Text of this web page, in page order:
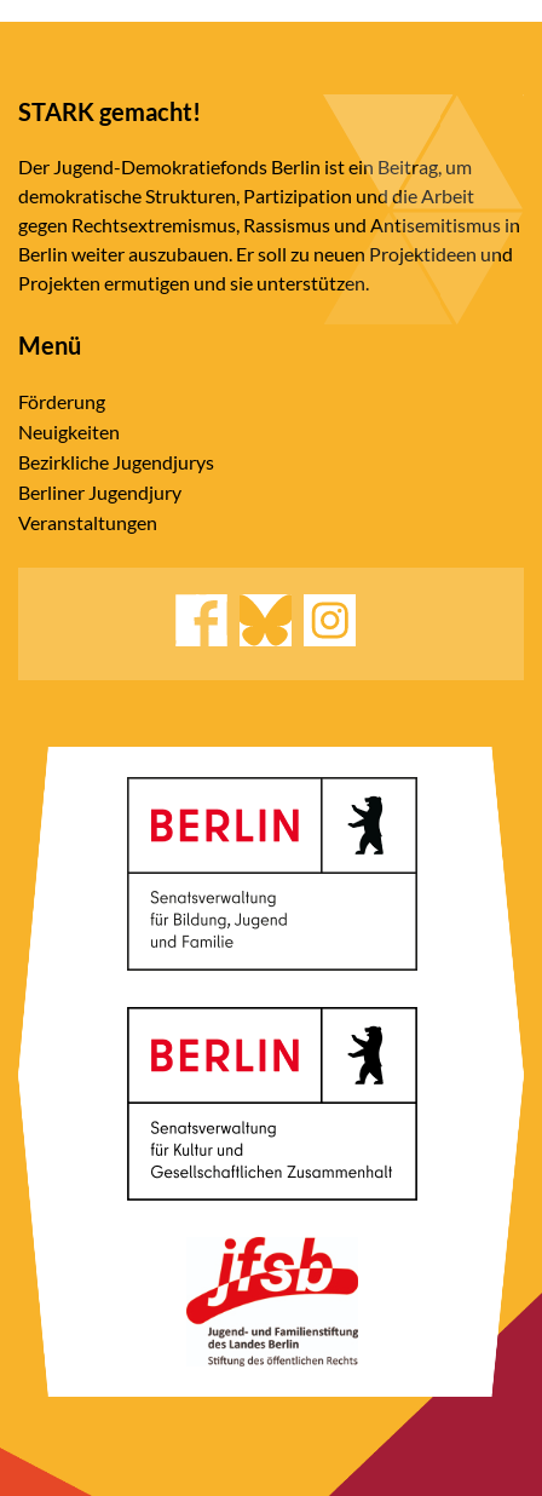
STARK gemacht!
Der Jugend-Demokratiefonds Berlin ist ein Beitrag, um
demokratische Strukturen, Partizipation und die Arbeit
gegen Rechtsextremismus, Rassismus und Antisemitismus in
Berlin weiter auszubauen. Er soll zu neuen Projektideen und
Projekten ermutigen und sie unterstützen.
Menü
Förderung
Neuigkeiten
Bezirkliche Jugendjurys
Berliner Jugendjury
Veranstaltungen